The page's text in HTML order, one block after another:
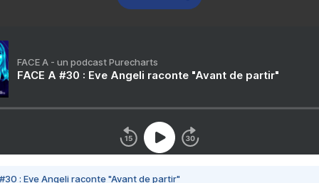
FACE A - un podcast Purecharts
FACE A #30 : Eve Angeli raconte "Avant de partir"
#30 : Eve Angeli raconte "Avant de partir"